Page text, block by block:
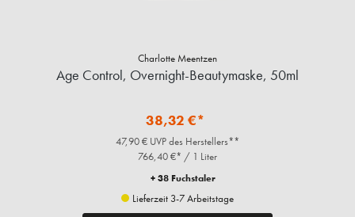
Charlotte Meentzen
Age Control, Overnight-Beautymaske, 50ml
38,32 €*
47,90 € UVP des Herstellers**
766,40 €* / 1 Liter
+ 38 Fuchstaler
Lieferzeit 3-7 Arbeitstage